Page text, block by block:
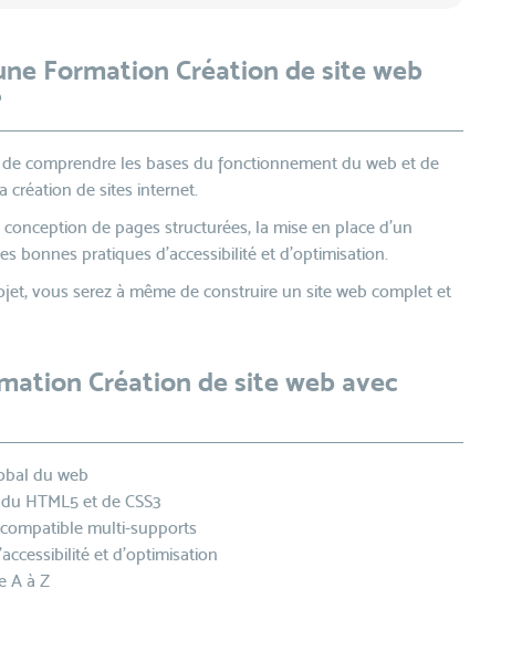
Formation Création de site web
de comprendre les bases du fonctionnement du web et de
création de sites internet.
de pages structurées, la mise en place d’un
bonnes pratiques d’accessibilité et d’optimisation.
vous serez à même de construire un site web complet et
Création de site web avec
du web
HTML5 et de CSS3
multi-supports
et d’optimisation
A à Z